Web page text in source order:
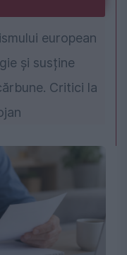
european
și susține
Critici la